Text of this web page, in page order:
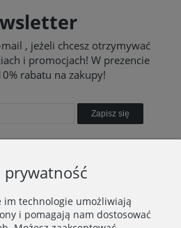
, jeżeli chcesz otrzymywać
i promocjach! W prezencie
rabatu na zakupy!
Zapisz się
prywatność
im technologie umożliwiają
i pomagają nam dostosować